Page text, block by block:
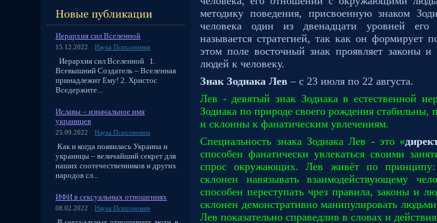
Иерархия сил Вселенной
15.12.2022 Наука Психономия
Иерархия сил Вселенной 1.
Всевышний Создатель – Вселенная
принадлежит Ему! 2. Христос
Вседержите...
Иславы – изначальное имя
украинцев
25.09.2022 Наука Психономия
Как и когда появилась Украина и
украинцы – величайший секрет для
наших соотечественников и других
народов сл...
ИФИ в сексуальных отношениях
08.02.2022 Наука Психономия
методику поведения, присвоенную знаком
человека один из двенадцати уровней его
называется стратегией, так как он формирует
этом поле восточный знак проявляет законы
людей к человеку.
Знак Зодиака Лев– с 23 июля по 22 августа.
Лев - девятый знак Зодиака в естественной
Зодиака по природе своего рождения
и склонны к фанатическим увлечениям.
Специальность знака Зодиака Лев - это «
способен фанатически увлекаться своими
спрос окружающих. Лев живёт по
склонен навязывать взаимодействующему
способен переступать чрез правила, законы и
склонен демонстративно манипулировать
Лев показательно справедлив в словах и